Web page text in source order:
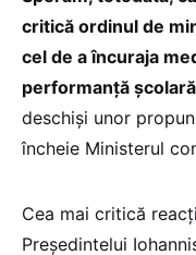
critică ordinul de
cel de a încuraja
performanță școlară
deschiși unor
încheie Ministerul
Cea mai critică
Președintelui